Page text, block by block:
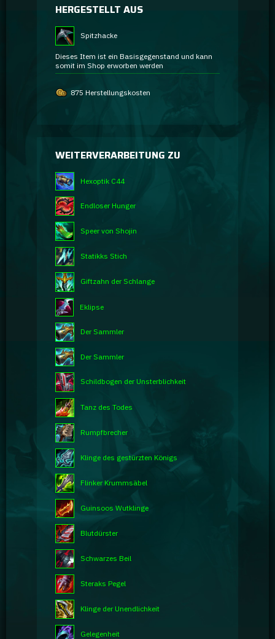
HERGESTELLT AUS
Spitzhacke
Dieses Item ist ein Basisgegenstand und kann
somit im Shop erworben werden
875 Herstellungskosten
WEITERVERARBEITUNG ZU
Hexoptik C44
Endloser Hunger
Speer von Shojin
Statikks Stich
Giftzahn der Schlange
Eklipse
Der Sammler
Der Sammler
Schildbogen der Unsterblichkeit
Tanz des Todes
Rumpfbrecher
Klinge des gestürzten Königs
Flinker Krummsäbel
Guinsoos Wutklinge
Blutdürster
Schwarzes Beil
Steraks Pegel
Klinge der Unendlichkeit
Gelegenheit